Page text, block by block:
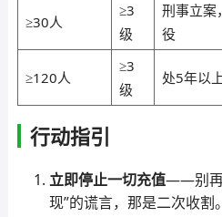
≥30人
≥3
级
刑事立案
役
≥120人
≥3
级
处5年以
行动指引
立即停止一切充值——别再
现”的谎言，那是二次收割。